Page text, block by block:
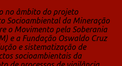
no âmbito do projeto
Socioambiental da Mineração
o Movimento pela Soberania
e a Fundação Oswaldo Cruz
e sistematização de
socioambientais da